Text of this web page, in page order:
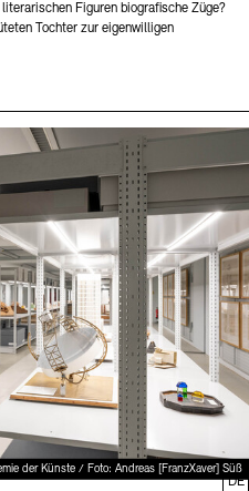
Figuren biografische Züge?
Tochter zur eigenwilligen
der Künste / Foto: Andreas [FranzXaver] Süß
DE